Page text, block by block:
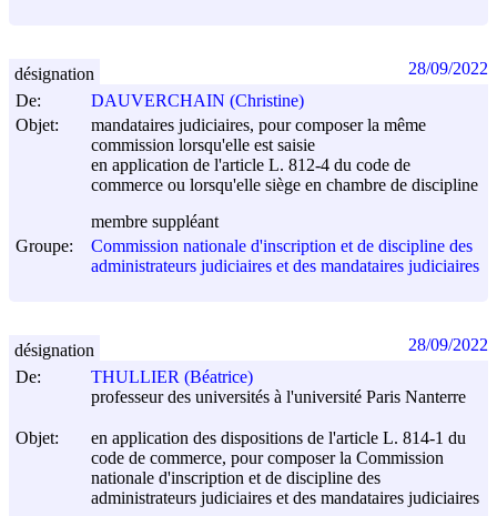
De:
DAUVERCHAIN (Christine)
Objet:
mandataires judiciaires, pour composer la même
commission lorsqu'elle est saisie
en application de l'article L. 812-4 du code de
commerce ou lorsqu'elle siège en chambre de discipline
membre suppléant
Groupe:
Commission nationale d'inscription et de discipline des
administrateurs judiciaires et des mandataires judiciaires
désignation 28/09/2022
De:
THULLIER (Béatrice)
professeur des universités à l'université Paris Nanterre
Objet:
en application des dispositions de l'article L. 814-1 du
code de commerce, pour composer la Commission
nationale d'inscription et de discipline des
administrateurs judiciaires et des mandataires judiciaires
désignation 28/09/2022